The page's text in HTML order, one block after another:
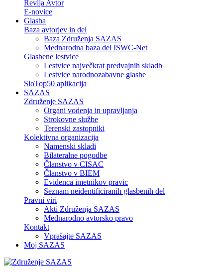
Revija Avtor
E-novice
Glasba
Baza avtorjev in del
Baza Združenja SAZAS
Mednarodna baza del ISWC-Net
Glasbene lestvice
Lestvice največkrat predvajnih skladb
Lestvice narodnozabavne glasbe
SloTop50 aplikacija
SAZAS
Združenje SAZAS
Organi vodenja in upravljanja
Strokovne službe
Terenski zastopniki
Kolektivna organizacija
Namenski skladi
Bilateralne pogodbe
Članstvo v CISAC
Članstvo v BIEM
Evidenca imetnikov pravic
Seznam neidentificiranih glasbenih del
Pravni viri
Akti Združenja SAZAS
Mednarodno avtorsko pravo
Kontakt
Vprašajte SAZAS
Moj SAZAS